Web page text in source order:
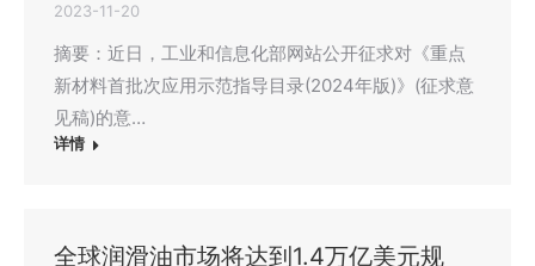
2023-11-20
摘要：近日，工业和信息化部网站公开征求对《重点
新材料首批次应用示范指导目录(2024年版)》(征求意
见稿)的意…
详情
全球润滑油市场将达到1.4万亿美元规